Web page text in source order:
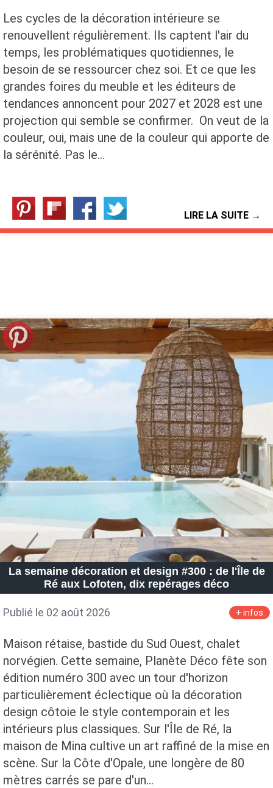
Les cycles de la décoration intérieure se
renouvellent régulièrement. Ils captent l'air du
temps, les problématiques quotidiennes, le
besoin de se ressourcer chez soi. Et ce que les
grandes foires du meuble et les éditeurs de
tendances annoncent pour 2027 et 2028 est une
projection qui semble se confirmer. On veut de la
couleur, oui, mais une de la couleur qui apporte de
la sérénité. Pas le…
LIRE LA SUITE →
La semaine décoration et design #300 : de l'Île de
Ré aux Lofoten, dix repérages déco
Publié le 02 août 2026 + infos
Maison rétaise, bastide du Sud Ouest, chalet
norvégien. Cette semaine, Planète Déco fête son
édition numéro 300 avec un tour d'horizon
particulièrement éclectique où la décoration
design côtoie le style contemporain et les
intérieurs plus classiques. Sur l'Île de Ré, la
maison de Mina cultive un art raffiné de la mise en
scène. Sur la Côte d'Opale, une longère de 80
mètres carrés se pare d'un…